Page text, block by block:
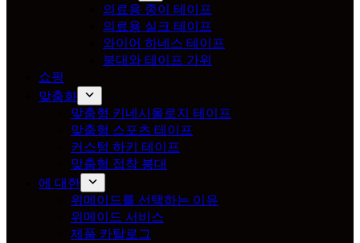
의료용 종이 테이프
의료용 실크 테이프
와이어 하네스 테이프
붕대와 테이프 가위
쇼핑
맞춤화
맞춤형 키네시올로지 테이프
맞춤형 스포츠 테이프
커스텀 하키 테이프
맞춤형 접착 붕대
에 대한
위메이드를 선택하는 이유
위메이드 서비스
제품 카탈로그